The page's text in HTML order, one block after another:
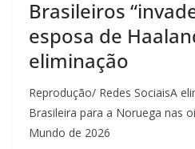
Brasileiros
esposa de
eliminação
Reprodução/ Redes SociaisA
Brasileira para a Noruega nas
Mundo de 2026